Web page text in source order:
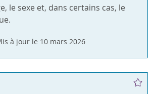
le sexe et, dans certains cas, le
à jour le 10 mars 2026